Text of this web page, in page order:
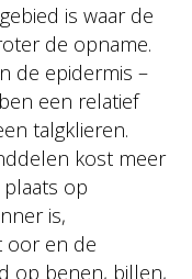
is waar de
de opname.
de epidermis –
een relatief
talgklieren.
kost meer
op
is,
oor en de
op benen, billen,